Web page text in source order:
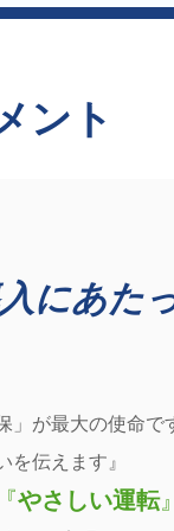
ント
にあた
が最大の使命で
伝えます』
『やさしい運転』